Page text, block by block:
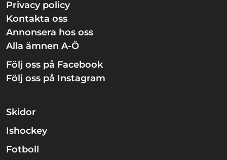
Privacy policy
Kontakta oss
Annonsera hos oss
Alla ämnen A-Ö
Följ oss på Facebook
Följ oss på Instagram
Skidor
Ishockey
Fotboll